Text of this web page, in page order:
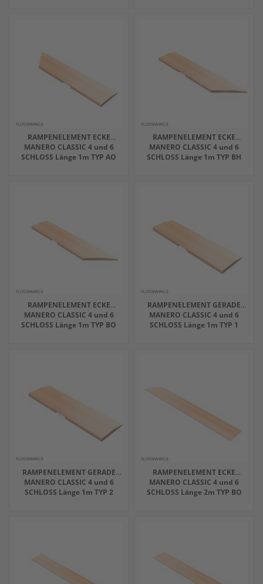
RAMPENELEMENT ECKE
MANERO CLASSIC 4 und 6
SCHLOSS Länge 1m TYP AO
RAMPENELEMENT ECKE
MANERO CLASSIC 4 und 6
SCHLOSS Länge 1m TYP BH
RAMPENELEMENT ECKE
MANERO CLASSIC 4 und 6
SCHLOSS Länge 1m TYP BO
RAMPENELEMENT GERADE
MANERO CLASSIC 4 und 6
SCHLOSS Länge 1m TYP 1
RAMPENELEMENT GERADE
MANERO CLASSIC 4 und 6
SCHLOSS Länge 1m TYP 2
RAMPENELEMENT ECKE
MANERO CLASSIC 4 und 6
SCHLOSS Länge 2m TYP BO